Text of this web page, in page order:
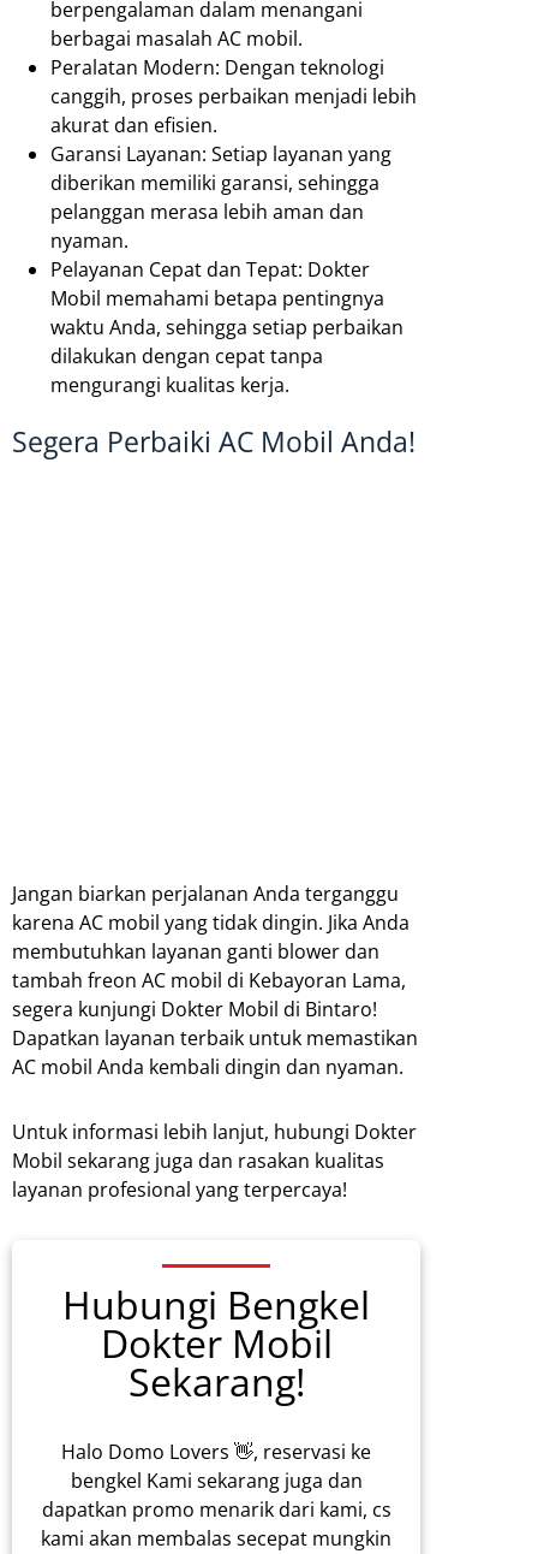
berpengalaman dalam menangani
berbagai masalah AC mobil.
Peralatan Modern: Dengan teknologi
canggih, proses perbaikan menjadi lebih
akurat dan efisien.
Garansi Layanan: Setiap layanan yang
diberikan memiliki garansi, sehingga
pelanggan merasa lebih aman dan
nyaman.
Pelayanan Cepat dan Tepat: Dokter
Mobil memahami betapa pentingnya
waktu Anda, sehingga setiap perbaikan
dilakukan dengan cepat tanpa
mengurangi kualitas kerja.
Segera Perbaiki AC Mobil Anda!
Jangan biarkan perjalanan Anda terganggu
karena AC mobil yang tidak dingin. Jika Anda
membutuhkan layanan ganti blower dan
tambah freon AC mobil di Kebayoran Lama,
segera kunjungi Dokter Mobil di Bintaro!
Dapatkan layanan terbaik untuk memastikan
AC mobil Anda kembali dingin dan nyaman.
Untuk informasi lebih lanjut, hubungi Dokter
Mobil sekarang juga dan rasakan kualitas
layanan profesional yang terpercaya!
Hubungi Bengkel
Dokter Mobil
Sekarang!
Halo Domo Lovers 👋, reservasi ke
bengkel Kami sekarang juga dan
dapatkan promo menarik dari kami, cs
kami akan membalas secepat mungkin